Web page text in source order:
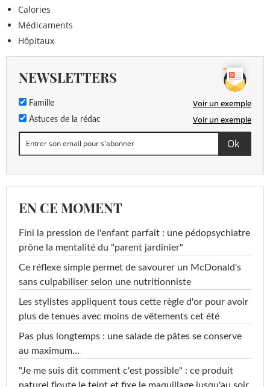
Calories
Médicaments
Hôpitaux
NEWSLETTERS
Famille Voir un exemple
Astuces de la rédac Voir un exemple
EN CE MOMENT
Fini la pression de l'enfant parfait : une pédopsychiatre
prône la mentalité du "parent jardinier"
Ce réflexe simple permet de savourer un McDonald's
sans culpabiliser selon une nutritionniste
Les stylistes appliquent tous cette règle d'or pour avoir
plus de tenues avec moins de vêtements cet été
Pas plus longtemps : une salade de pâtes se conserve
au maximum...
"Je me suis dit comment c'est possible" : ce produit